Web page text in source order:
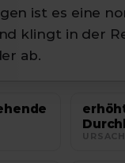
ist es eine
klingt in der
ab.